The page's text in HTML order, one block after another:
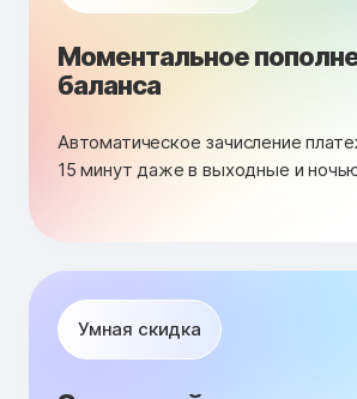
Моментальное
баланса
Автоматическое зачисление
15 минут даже в выходные и
Умная скидка